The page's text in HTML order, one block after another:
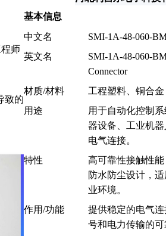
师
致的
基本信息
中文名
SMI-1A-48-060-
英文名
SMI-1A-48-060-
Connector
材质/材料
工程塑料、铜合金
用途
用于自动化控制
器设备、工业机
电气连接。
特性
高可靠性接触性能
防水防尘设计，
业环境。
作用/功能
提供稳定的电气
号和电力传输的可